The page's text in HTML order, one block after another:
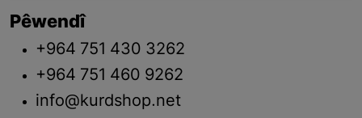
Pêwendî
+964 751 430 3262
+964 751 460 9262
info@kurdshop.net